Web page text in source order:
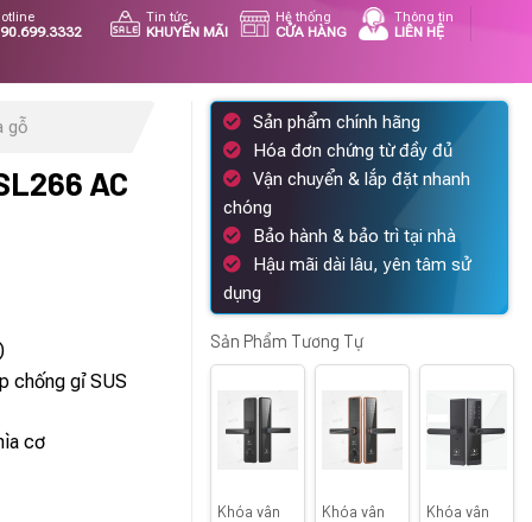
Tin tức
KHUYẾN MÃI
Hệ thống
CỬA HÀNG
Thông tin
LIÊN HỆ
gỗ
AC
₫.
chống gỉ SUS
cơ
Sản phẩm chính hãng
Hóa đơn chứng từ đầy đủ
Vận chuyển & lắp đặt nhanh
chóng
Bảo hành & bảo trì tại nhà
Hậu mãi dài lâu, yên tâm sử
dụng
Sản Phẩm Tương Tự
Khóa vân
Khóa vân
Khóa vân